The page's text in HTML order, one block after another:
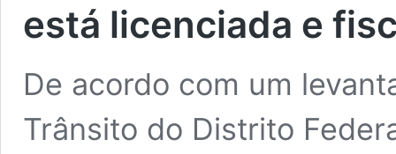
está licenciada e
De acordo com um
Trânsito do Distrito